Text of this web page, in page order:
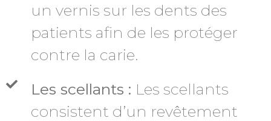
un vernis sur les dents des
patients afin de les protéger
contre la carie.
Les scellants : Les scellants
consistent d’un revêtement